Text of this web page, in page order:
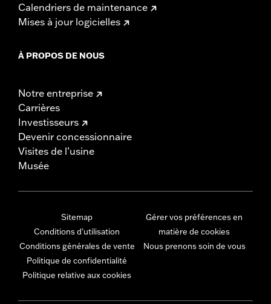
Calendriers de maintenance
Mises à jour logicielles
À PROPOS DE NOUS
Notre entreprise
Carrières
Investisseurs
Devenir concessionnaire
Visites de l’usine
Musée
Sitemap
Conditions d'utilisation
Conditions générales de vente
Politique de confidentialité
Politique relative aux cookies
Gérer vos préférences en
matière de cookies
Nous prenons soin de vous